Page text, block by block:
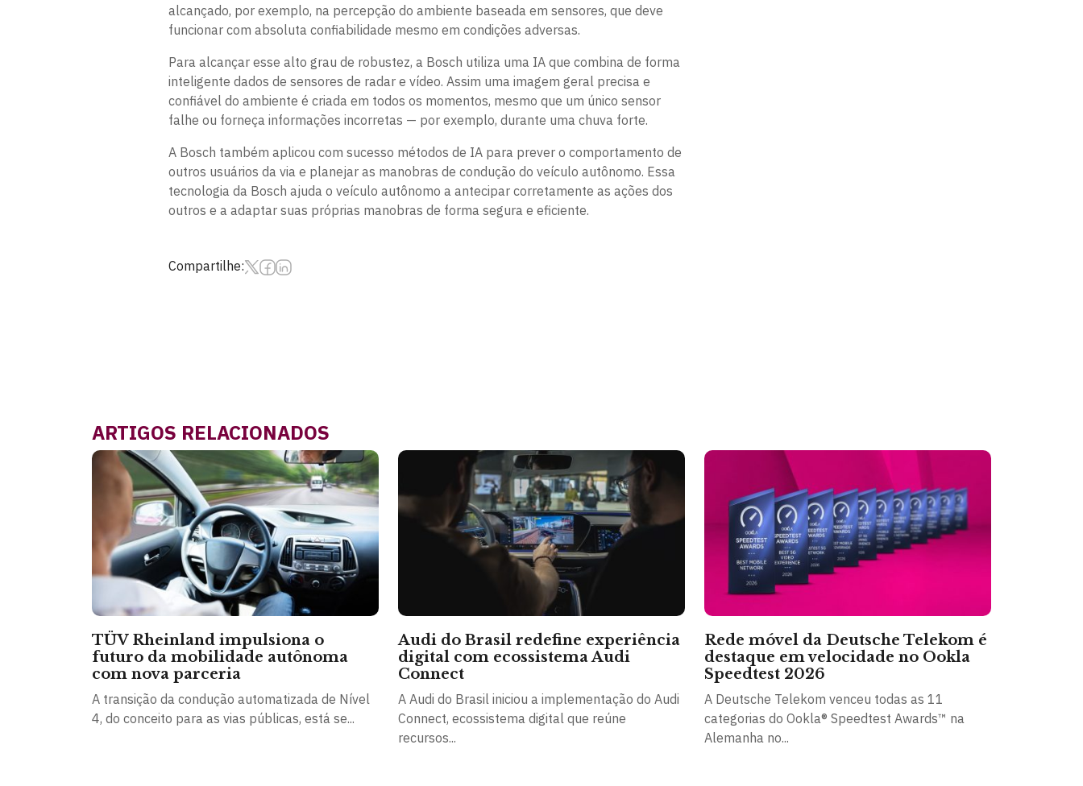
alcançado, por exemplo, na percepção do ambiente baseada em sensores, que deve
funcionar com absoluta confiabilidade mesmo em condições adversas.
Para alcançar esse alto grau de robustez, a Bosch utiliza uma IA que combina de forma
inteligente dados de sensores de radar e vídeo. Assim uma imagem geral precisa e
confiável do ambiente é criada em todos os momentos, mesmo que um único sensor
falhe ou forneça informações incorretas — por exemplo, durante uma chuva forte.
A Bosch também aplicou com sucesso métodos de IA para prever o comportamento de
outros usuários da via e planejar as manobras de condução do veículo autônomo. Essa
tecnologia da Bosch ajuda o veículo autônomo a antecipar corretamente as ações dos
outros e a adaptar suas próprias manobras de forma segura e eficiente.
Compartilhe:
ARTIGOS RELACIONADOS
TÜV Rheinland impulsiona o
futuro da mobilidade autônoma
com nova parceria
A transição da condução automatizada de Nível
4, do conceito para as vias públicas, está se...
Audi do Brasil redefine experiência
digital com ecossistema Audi
Connect
A Audi do Brasil iniciou a implementação do Audi
Connect, ecossistema digital que reúne
recursos...
Rede móvel da Deutsche Telekom é
destaque em velocidade no Ookla
Speedtest 2026
A Deutsche Telekom venceu todas as 11
categorias do Ookla® Speedtest Awards™ na
Alemanha no...